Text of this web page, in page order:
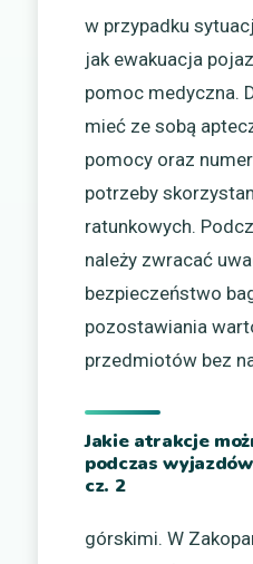
w przypadku
jak ewakuacja
pomoc medyczna.
mieć ze sobą
pomocy oraz
potrzeby
ratunkowych.
należy zwracać
bezpieczeństwo
pozostawiania
przedmiotów bez
Jakie atrakcje
podczas
cz. 2
górskimi. W